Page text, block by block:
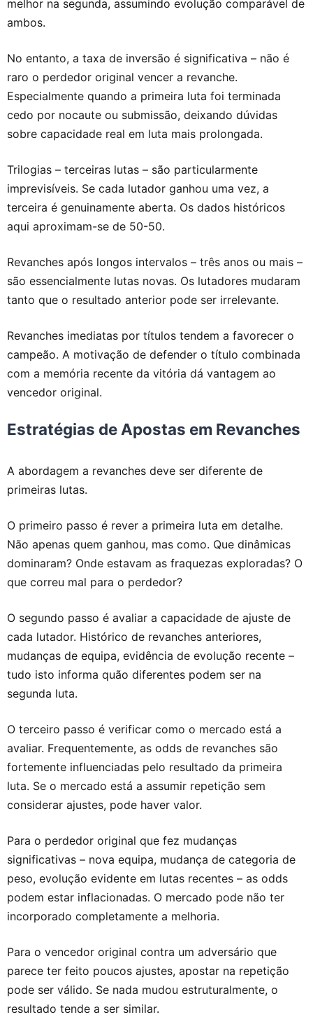
melhor na segunda, assumindo evolução comparável de
ambos.
No entanto, a taxa de inversão é significativa – não é
raro o perdedor original vencer a revanche.
Especialmente quando a primeira luta foi terminada
cedo por nocaute ou submissão, deixando dúvidas
sobre capacidade real em luta mais prolongada.
Trilogias – terceiras lutas – são particularmente
imprevisíveis. Se cada lutador ganhou uma vez, a
terceira é genuinamente aberta. Os dados históricos
aqui aproximam-se de 50-50.
Revanches após longos intervalos – três anos ou mais –
são essencialmente lutas novas. Os lutadores mudaram
tanto que o resultado anterior pode ser irrelevante.
Revanches imediatas por títulos tendem a favorecer o
campeão. A motivação de defender o título combinada
com a memória recente da vitória dá vantagem ao
vencedor original.
Estratégias de Apostas em Revanches
A abordagem a revanches deve ser diferente de
primeiras lutas.
O primeiro passo é rever a primeira luta em detalhe.
Não apenas quem ganhou, mas como. Que dinâmicas
dominaram? Onde estavam as fraquezas exploradas? O
que correu mal para o perdedor?
O segundo passo é avaliar a capacidade de ajuste de
cada lutador. Histórico de revanches anteriores,
mudanças de equipa, evidência de evolução recente –
tudo isto informa quão diferentes podem ser na
segunda luta.
O terceiro passo é verificar como o mercado está a
avaliar. Frequentemente, as odds de revanches são
fortemente influenciadas pelo resultado da primeira
luta. Se o mercado está a assumir repetição sem
considerar ajustes, pode haver valor.
Para o perdedor original que fez mudanças
significativas – nova equipa, mudança de categoria de
peso, evolução evidente em lutas recentes – as odds
podem estar inflacionadas. O mercado pode não ter
incorporado completamente a melhoria.
Para o vencedor original contra um adversário que
parece ter feito poucos ajustes, apostar na repetição
pode ser válido. Se nada mudou estruturalmente, o
resultado tende a ser similar.